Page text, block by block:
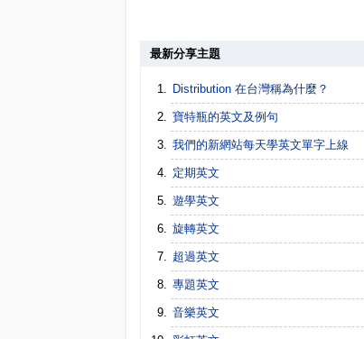
最新分享主題
Distribution 在台灣稱為什麼？
寶特瓶的英文及例句
我們的新網站每天學英文單字上線
定期英文
遊學英文
旋轉英文
超過英文
專題英文
音樂英文